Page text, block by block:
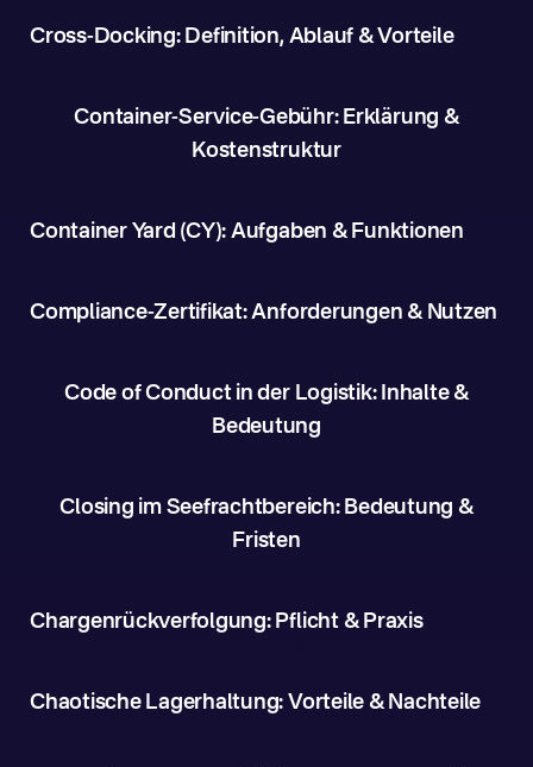
Cross-Docking: Definition, Ablauf & Vorteile
Container-Service-Gebühr: Erklärung &
Kostenstruktur
Container Yard (CY): Aufgaben & Funktionen
Compliance-Zertifikat: Anforderungen & Nutzen
Code of Conduct in der Logistik: Inhalte &
Bedeutung
Closing im Seefrachtbereich: Bedeutung &
Fristen
Chargenrückverfolgung: Pflicht & Praxis
Chaotische Lagerhaltung: Vorteile & Nachteile